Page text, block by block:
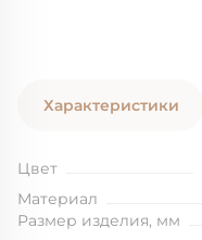
Характеристики
Цвет
Материал
Размер изделия, мм